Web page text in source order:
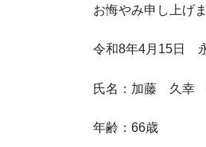
お悔やみ申し上げま
令和8年4月15日
氏名：加藤 久幸
年齢：66歳